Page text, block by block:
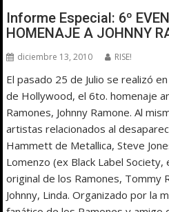
Informe Especial: 6º
HOMENAJE A JOHNNY
diciembre 13, 2010 RISE!
El pasado 25 de Julio se realizó
de Hollywood, el 6to. homenaje
Ramones, Johnny Ramone. Al
artistas relacionados al
Hammett de Metallica, Steve
Lomenzo (ex Black Label
original de los Ramones, Tommy
Johnny, Linda. Organizado por la